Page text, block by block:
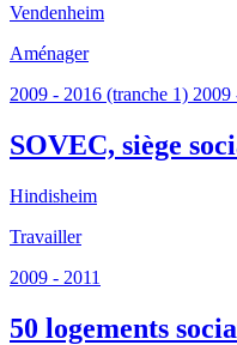
Vendenheim
Aménager
2009 - 2016 (tranche 1)
SOVEC, siège
Hindisheim
Travailler
2009 - 2011
50 logements